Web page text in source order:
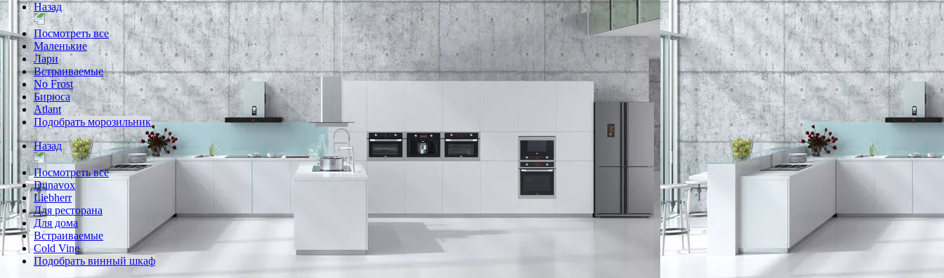
Назад
Посмотреть все
Маленькие
Лари
Встраиваемые
No Frost
Бирюса
Atlant
Подобрать морозильник
Назад
Посмотреть все
Dunavox
Liebherr
Для ресторана
Для дома
Встраиваемые
Cold Vine
Подобрать винный шкаф